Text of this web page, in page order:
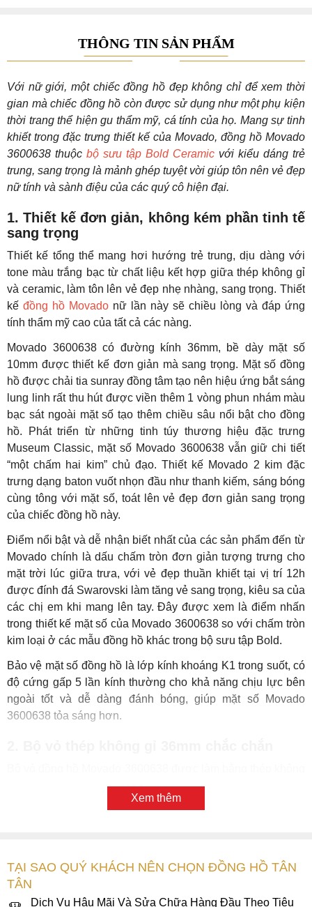
THÔNG TIN SẢN PHẨM
Với nữ giới, một chiếc đồng hồ đẹp không chỉ để xem thời
gian mà chiếc đồng hồ còn được sử dụng như một phụ kiện
thời trang thể hiện gu thẩm mỹ, cá tính của họ. Mang sự tinh
khiết trong đặc trưng thiết kế của Movado, đồng hồ Movado
3600638 thuộc bộ sưu tập Bold Ceramic với kiểu dáng trẻ
trung, sang trọng là mảnh ghép tuyệt vời giúp tôn nên vẻ đẹp
nữ tính và sành điệu của các quý cô hiện đại.
1. Thiết kế đơn giản, không kém phần tinh tế
sang trọng
Thiết kế tổng thể mang hơi hướng trẻ trung, dịu dàng với
tone màu trắng bạc từ chất liệu kết hợp giữa thép không gỉ
và ceramic, làm tôn lên vẻ đẹp nhẹ nhàng, sang trọng. Thiết
kế đồng hồ Movado nữ lần này sẽ chiều lòng và đáp ứng
tính thẩm mỹ cao của tất cả các nàng.
Movado 3600638 có đường kính 36mm, bề dày mặt số
10mm được thiết kế đơn giản mà sang trọng. Mặt số đồng
hồ được chải tia sunray đồng tâm tạo nên hiệu ứng bắt sáng
lung linh rất thu hút được viền thêm 1 vòng phun nhám màu
bạc sát ngoài mặt số tạo thêm chiều sâu nổi bật cho đồng
hồ. Phát triển từ những tinh túy thương hiệu đặc trưng
Museum Classic, mặt số Movado 3600638 vẫn giữ chi tiết
“một chấm hai kim” chủ đạo. Thiết kế Movado 2 kim đặc
trưng dạng baton vuốt nhọn đầu như thanh kiếm, sáng bóng
cùng tông với mặt số, toát lên vẻ đẹp đơn giản sang trọng
của chiếc đồng hồ này.
Điểm nổi bật và dễ nhận biết nhất của các sản phẩm đến từ
Movado chính là dấu chấm tròn đơn giản tượng trưng cho
mặt trời lúc giữa trưa, với vẻ đẹp thuần khiết tại vị trí 12h
được đính đá Swarovski làm tăng vẻ sang trọng, kiêu sa của
các chị em khi mang lên tay. Đây được xem là điểm nhấn
trong thiết kế mặt số của Movado 3600638 so với chấm tròn
kim loại ở các mẫu đồng hồ khác trong bộ sưu tập Bold.
Bảo vệ mặt số đồng hồ là lớp kính khoáng K1 trong suốt, có
độ cứng gấp 5 lần kính thường cho khả năng chịu lực bên
ngoài tốt và dễ dàng đánh bóng, giúp mặt số Movado
3600638 tỏa sáng hơn.
gỉ với phần mặt ngoài đánh bóng tỉ mỉ tạo nên sự sang trọng
và nữ tính. Viền bezel đi liền với bộ vỏ cũng được làm bằng
khoáng.
Xem thêm
TẠI SAO QUÝ KHÁCH NÊN CHỌN ĐỒNG HỒ TÂN
TÂN
Dịch Vụ Hậu Mãi Và Sửa Chữa Hàng Đầu Theo Tiêu